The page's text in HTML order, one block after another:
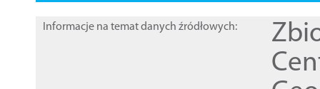
Informacje na temat danych źródłowych: